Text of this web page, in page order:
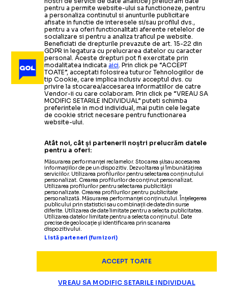
„INTELIGENȚĂ ARTIFICIALĂ!” VIDEO.Cum a fost
catalogatJannik Sinner, după ceși-anăucit
adversarul la US Open + mesajul primit la fileu
01.09.2025
DJOKOVIC, CALIFICARE CU GUST AMAR Nole e în
sferturi la US Open, dar a fost pus în încurcătură de
organizatori:„Nu-miaminti de asta”
SPECTACOL LA US OPEN S-auoprit din antrenament
ca să urmărească meciulBarbora Krejcikova vs
Taylor Townsend.Cehoaica a salvat 8 mingi de meci!
TENSIUNI LA US
OPEN:„DĂ-L
AFARĂ!”
Jucătorul spune că eterorizat de
un spectator:„A pariat pe mine,
dacă pierd îmi scrie: «Sper ca
mama ta să moară!»”
Citește mai mult
31.08.2025
PROBLEME PENTRU
DJOKOVIC
Nole a avut nevoie de îngrijiri
medicale, după victoria cu
Cameron Norrie,de la US Open:
„Sunt mai îngrijorat ca niciodată”
Citește mai mult
învinsă de Amanda Anisimova. România, fără
reprezentantă la turneul de la New York
KAROLINA
ASOCIERE ÎNTRE
SWIATEK,
pentru a permite website-ului sa functioneze, pentru
a personaliza continutul si anunturile publicitare
afisate in functie de interesele si/sau profilul dvs.,
pentru a va oferi functionalitati aferente retelelor de
socializare si pentru a analiza traficul pe website.
Beneficiati de drepturile prevazute de art. 15-22 din
GDPR in legatura cu prelucrarea datelor cu caracter
personal. Aceste drepturi pot fi exercitate prin
modalitatea indicataaici . Prin click pe “ACCEPT
TOATE”, acceptati folosirea tuturor Tehnologiilor de
tip Cookie, care implica inclusiv acceptul dvs. cu
privire la stocarea/accesarea informatiilor de catre
Vendor-ii cu care colaboram. Prin click pe “VREAU SA
MODIFIC SETARILE INDIVIDUAL” puteti schimba
preferintele in mod individual, mai putin cele legate
de cookie strict necesare pentru functionarea
website-ului.
Atât noi, cât și partenerii noștri prelucrăm datele
pentru a oferi:
Măsurarea performanței reclamelor. Stocarea și/sau accesarea
informațiilor de pe un dispozitiv. Dezvoltarea și îmbunătățirea
serviciilor. Utilizarea profilurilor pentru selectarea conținutului
personalizat. Crearea profilurilor de conținut personalizat.
Utilizarea profilurilor pentru selectarea publicității
personalizate. Crearea profilurilor pentru publicitate
personalizată. Măsurarea performanței conținutului. Înțelegerea
publicului prin statistici sau combinații de date din surse
diferite. Utilizarea de date limitate pentru a selecta publicitatea.
Utilizarea datelor limitate pentru a selecta conținutul. Date
precise de geolocație și identificarea prin scanarea
dispozitivului.
Listă parteneri (furnizori)
ACCEPT TOATE
VREAU SA MODIFIC SETARILE INDIVIDUAL